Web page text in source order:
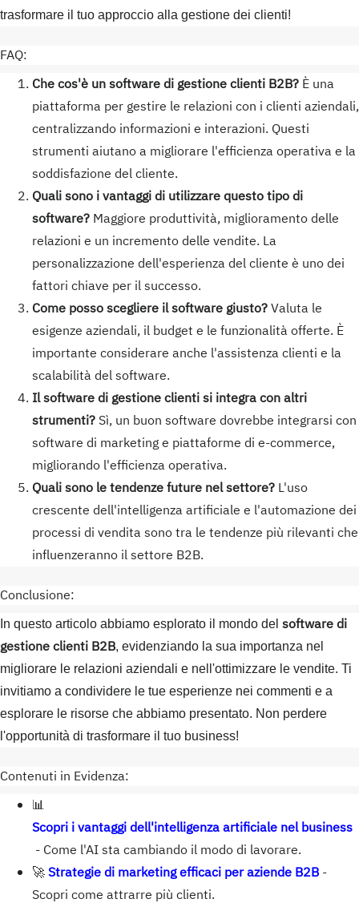
trasformare il tuo approccio alla gestione dei clienti!
FAQ:
Che cos'è un software di gestione clienti B2B? È una
piattaforma per gestire le relazioni con i clienti aziendali,
centralizzando informazioni e interazioni. Questi
strumenti aiutano a migliorare l'efficienza operativa e la
soddisfazione del cliente.
Quali sono i vantaggi di utilizzare questo tipo di
software? Maggiore produttività, miglioramento delle
relazioni e un incremento delle vendite. La
personalizzazione dell'esperienza del cliente è uno dei
fattori chiave per il successo.
Come posso scegliere il software giusto?Valuta le
esigenze aziendali, il budget e le funzionalità offerte. È
importante considerare anche l'assistenza clienti e la
scalabilità del software.
Il software di gestione clienti si integra con altri
strumenti? Sì, un buon software dovrebbe integrarsi con
software di marketing e piattaforme di e-commerce,
migliorando l'efficienza operativa.
Quali sono le tendenze future nel settore? L'uso
crescente dell'intelligenza artificiale e l'automazione dei
processi di vendita sono tra le tendenze più rilevanti che
influenzeranno il settore B2B.
Conclusione:
In questo articolo abbiamo esplorato il mondo del software di
gestione clienti B2B, evidenziando la sua importanza nel
migliorare le relazioni aziendali e nell'ottimizzare le vendite. Ti
invitiamo a condividere le tue esperienze nei commenti e a
esplorare le risorse che abbiamo presentato. Non perdere
l'opportunità di trasformare il tuo business!
Contenuti in Evidenza:
📊
Scopri i vantaggi dell'intelligenza artificiale nel business
- Come l'AI sta cambiando il modo di lavorare.
🚀Strategie di marketing efficaci per aziende B2B -
Scopri come attrarre più clienti.